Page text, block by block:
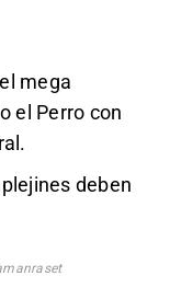
mega
el Perro con
deben